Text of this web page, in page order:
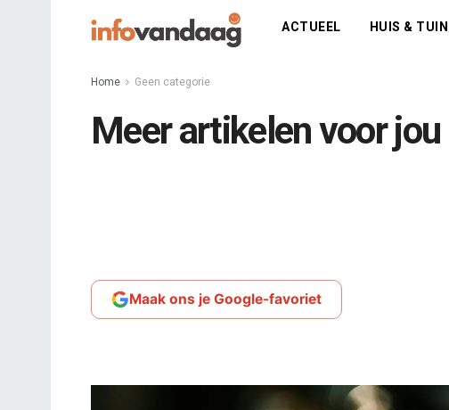
ACTUEEL HUIS & TUIN
Home Geen categorie
Meer artikelen voor
Maak ons je Google-favoriet